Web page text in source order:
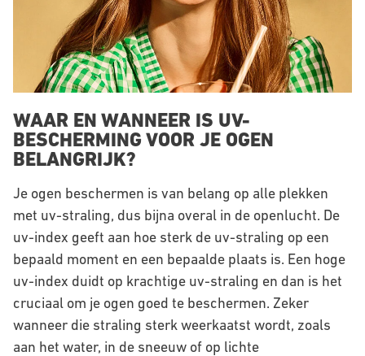
WAAR EN WANNEER IS UV-
BESCHERMING VOOR JE OGEN
BELANGRIJK?
Je ogen beschermen is van belang op alle plekken
met uv-straling, dus bijna overal in de openlucht. De
uv-index geeft aan hoe sterk de uv-straling op een
bepaald moment en een bepaalde plaats is. Een hoge
uv-index duidt op krachtige uv-straling en dan is het
cruciaal om je ogen goed te beschermen. Zeker
wanneer die straling sterk weerkaatst wordt, zoals
aan het water, in de sneeuw of op lichte